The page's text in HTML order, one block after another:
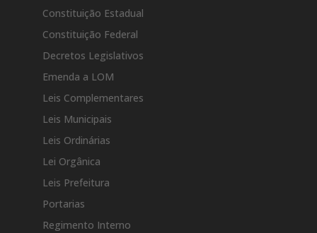
Constituição Estadual
Constituição Federal
Decretos Legislativos
Emenda a LOM
Leis Complementares
Leis Municipais
Leis Ordinárias
Lei Orgânica
Leis Prefeitura
Portarias
Regimento Interno